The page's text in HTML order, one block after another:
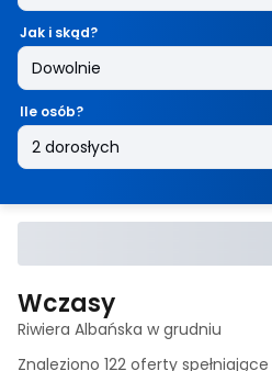
Jak i skąd?
Ile osób?
Wczasy
Riwiera Albańska w grudniu
Znaleziono 122 oferty spełniające